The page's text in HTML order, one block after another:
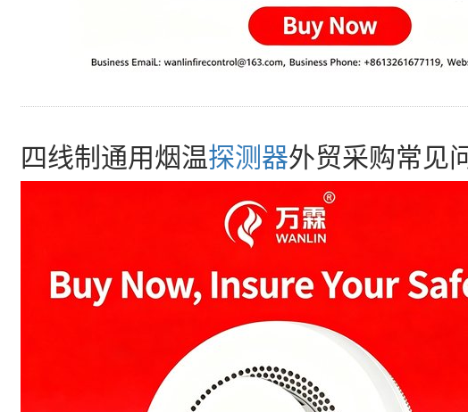
四线制通用烟温探测器外贸采购常见